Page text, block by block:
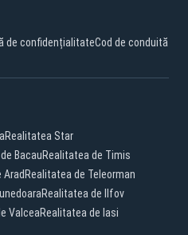
de confidențialitateCod de conduită
Realitatea Star
BacauRealitatea de Timis
Arad Realitatea de Teleorman
Realitatea de Ilfov
ValceaRealitatea de Iasi